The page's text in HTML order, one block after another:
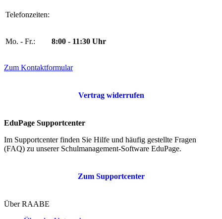
Telefonzeiten:
Mo. - Fr.: 8:00 - 11:30 Uhr
Zum Kontaktformular
Vertrag widerrufen
EduPage Supportcenter
Im Supportcenter finden Sie Hilfe und häufig gestellte Fragen
(FAQ) zu unserer Schulmanagement-Software EduPage.
Zum Supportcenter
Über RAABE